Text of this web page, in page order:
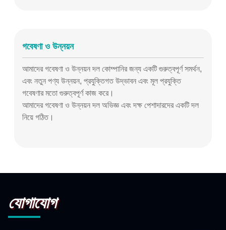
গবেষণা ও উন্নয়ন
আমাদের গবেষণা ও উন্নয়ন দল কোম্পানির জন্য একটি গুরুত্বপূর্ণ সমর্থন,
এবং নতুন পণ্য উন্নয়ন, প্রযুক্তিগত উদ্ভাবন এবং মূল প্রযুক্তি
গবেষণার মতো গুরুত্বপূর্ণ কাজ করে।
আমাদের গবেষণা ও উন্নয়ন দল অভিজ্ঞ এবং দক্ষ পেশাদারদের একটি দল
নিয়ে গঠিত।
যোগাযোগ